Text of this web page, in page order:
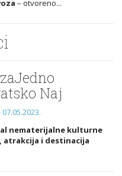
– otvoreno...
Naj
07.05.2023.
nematerijalne kulturne
i destinacija